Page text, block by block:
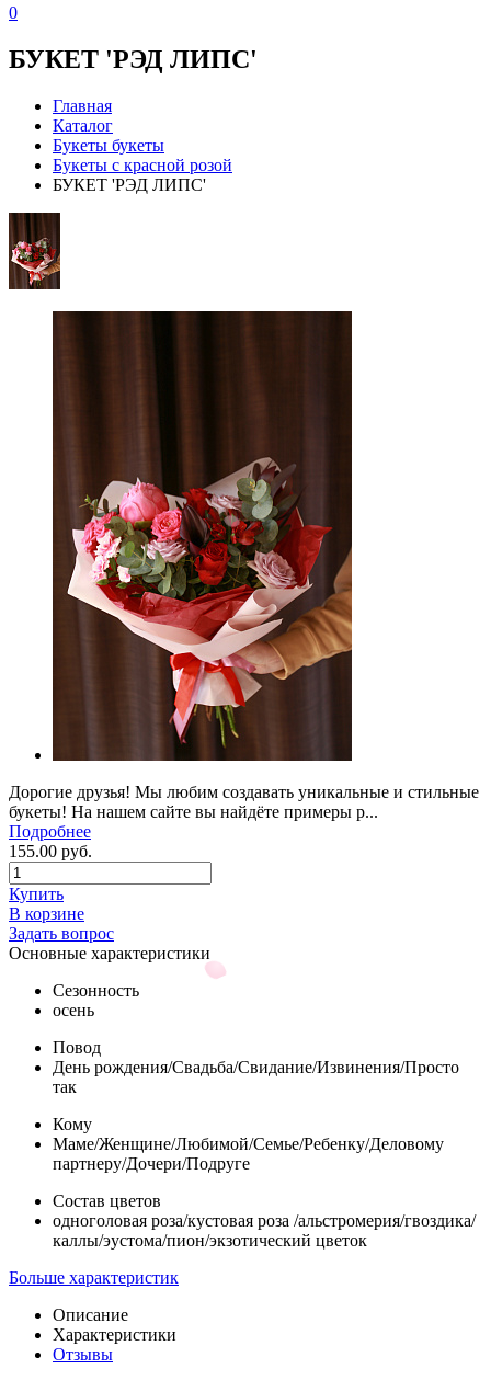
0
БУКЕТ 'РЭД ЛИПС'
Главная
Каталог
Букеты букеты
Букеты с красной розой
БУКЕТ 'РЭД ЛИПС'
Дорогие друзья! Мы любим создавать уникальные и стильные
букеты! На нашем сайте вы найдёте примеры р...
Подробнее
155.00 руб.
Купить
В корзине
Задать вопрос
Основные характеристики
Сезонность
осень
Повод
День рождения/Свадьба/Свидание/Извинения/Просто
так
Кому
Маме/Женщине/Любимой/Семье/Ребенку/Деловому
партнеру/Дочери/Подруге
Состав цветов
одноголовая роза/кустовая роза /альстромерия/гвоздика/
каллы/эустома/пион/экзотический цветок
Больше характеристик
Описание
Характеристики
Отзывы